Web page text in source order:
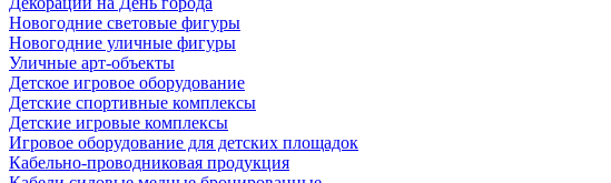
Новогодние световые фигуры
Новогодние уличные фигуры
Уличные арт-объекты
Детское игровое оборудование
Детские спортивные комплексы
Детские игровые комплексы
Игровое оборудование для детских площадок
Кабельно-проводниковая продукция